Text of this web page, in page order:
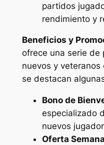
partidos
rendimiento y
Beneficios y
ofrece una serie de
nuevos y
se destacan
Bono de
especializado
nuevos
Oferta